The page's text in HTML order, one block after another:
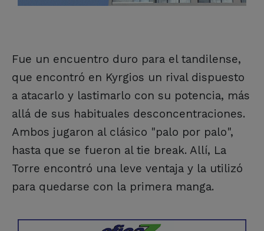
Fue un encuentro duro para el tandilense,
que encontró en Kyrgios un rival dispuesto
a atacarlo y lastimarlo con su potencia, más
allá de sus habituales desconcentraciones.
Ambos jugaron al clásico "palo por palo",
hasta que se fueron al tie break. Allí, La
Torre encontró una leve ventaja y la utilizó
para quedarse con la primera manga.